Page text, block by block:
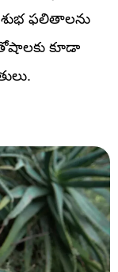
ఫలితాలను
కూడా